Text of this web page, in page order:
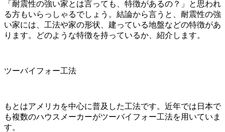
「耐震性の強い家とは言っても、特徴があるの？」と思われ
る方もいらっしゃるでしょう。結論から言うと、耐震性の強
い家には、工法や家の形状、建っている地盤などの特徴があ
ります。どのような特徴を持っているか、紹介します。
ツーバイフォー工法
もとはアメリカを中心に普及した工法です。近年では日本で
も複数のハウスメーカーがツーバイフォー工法を用いていま
す。